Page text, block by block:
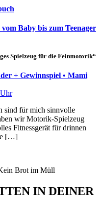
Baby bis zum Teenager
Spielzeug für die Feinmotorik“
+ Gewinnspiel • Mami
sind für mich sinnvolle
wir Motorik-Spielzeug
Fitnessgerät für drinnen
[…]
IN DEINER